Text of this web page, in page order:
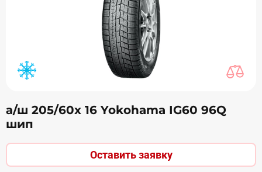
а/ш 205/60х 16 Yokohama IG60 96Q
шип
Оставить заявку